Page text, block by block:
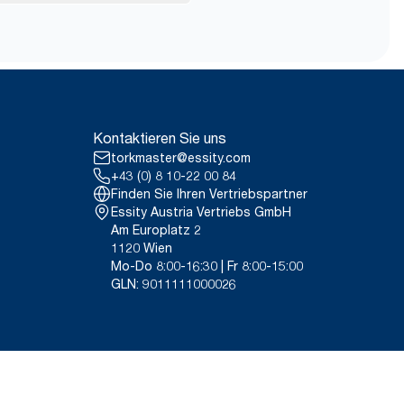
des Produkts, 2021.
von 2011.
dar. Basiert
die alle Nachfüllqualitätsstufen
handelt, sind sie nicht für
vorgesehen.
Kontakt mit
zu Putzlappen.*
Rental cloths, cotton rags
Kontaktieren Sie uns
torkmaster@essity.com
+43 (0) 8 10-22 00 84
Finden Sie Ihren Vertriebspartner
Essity Austria Vertriebs GmbH
Am Europlatz 2
1120 Wien
Mo-Do 8:00-16:30 | Fr 8:00-15:00
GLN: 9011111000026